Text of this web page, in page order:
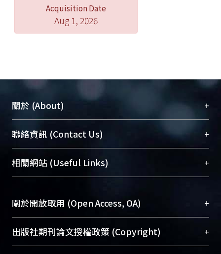
Acquisition Date
Aug 1, 2026
關於 (About) +
臺大位居世界頂尖大學之列，為永久珍藏及向國際
展現本校豐碩的研究成果及學術能量，圖書館整合
機構典藏（NTUR）與學術庫（AH）不同功能平
台，成為臺大學術典藏NTU scholars。期能整合研
成果。
To permanently archive and promote researcher
profiles and scholarly works, Library integrates the
services of “NTU Repository” with “Academic
聯絡資訊 (Contact Us) +
總館學科館員(Main Library)
醫學圖書館學科館員(Medical Library)
Sciences Library)
相關網站 (Useful Links) +
關於開放取用 (Open Access, OA) +
開放取用是從使用者角度提升資訊取用性的社會運
動，應用在學術研究上是透過將研究著作公開供使
出版社期刊論文授權政策 (Copyright) +